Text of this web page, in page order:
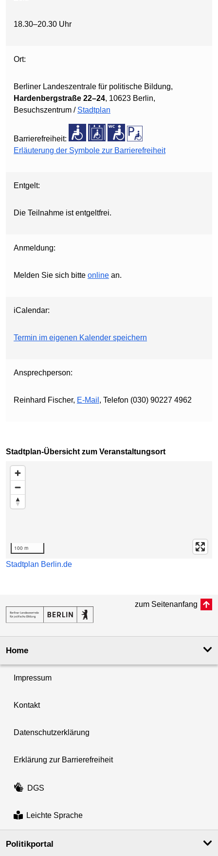
18.30–20.30 Uhr
Ort:
Berliner Landeszentrale für politische Bildung,
Hardenbergstraße 22–24, 10623 Berlin,
Besuchszentrum / Stadtplan
Barrierefreiheit:
Erläuterung der Symbole zur Barrierefreiheit
Entgelt:
Die Teilnahme ist entgeltfrei.
Anmeldung:
Melden Sie sich bitte online an.
iCalendar:
Termin im eigenen Kalender speichern
Ansprechperson:
Reinhard Fischer, E-Mail , Telefon (030) 90227 4962
Stadtplan-Übersicht zum Veranstaltungsort
Karte überspringen
100 m
Stadtplan Berlin.de
zum Seitenanfang
Home
Impressum
Kontakt
Datenschutzerklärung
Erklärung zur Barrierefreiheit
DGS
Leichte Sprache
Politikportal